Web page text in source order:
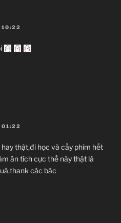
thật,đi học và cầy phim hết
ăn tích cực thế này thật là
các bác